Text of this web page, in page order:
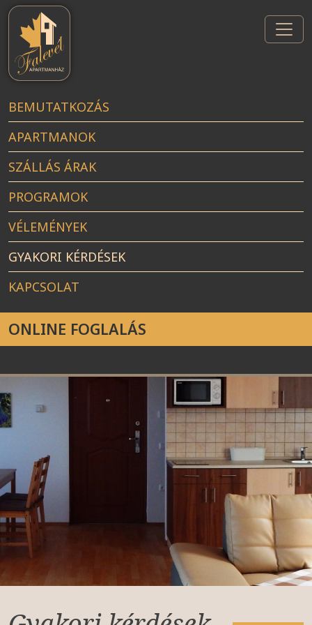
Skip
content
BEMUTATKOZÁS
APARTMANOK
SZÁLLÁS ÁRAK
PROGRAMOK
VÉLEMÉNYEK
GYAKORI KÉRDÉSEK
KAPCSOLAT
ONLINE FOGLALÁS